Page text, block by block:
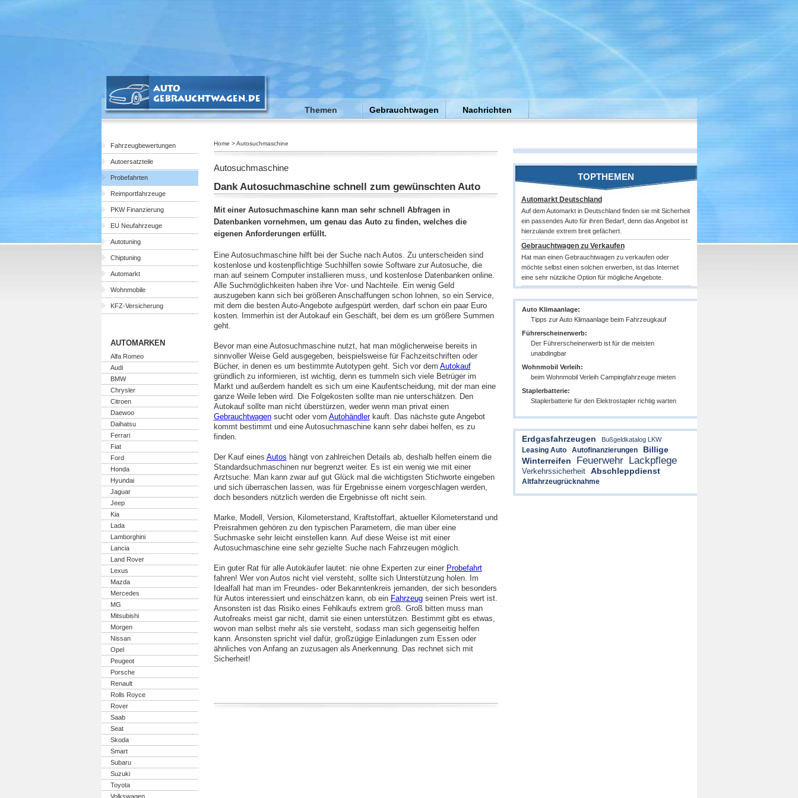
Themen Gebrauchtwagen Nachrichten
Fahrzeugbewertungen
Autoersatzteile
Probefahrten
Reimportfahrzeuge
PKW Finanzierung
EU Neufahrzeuge
Autotuning
Chiptuning
Automarkt
Wohnmobile
KFZ-Versicherung
AUTOMARKEN
Alfa Romeo
Audi
BMW
Chrysler
Citroen
Daewoo
Daihatsu
Ferrari
Fiat
Ford
Honda
Hyundai
Jaguar
Jeep
Kia
Lada
Lamborghini
Lancia
Land Rover
Lexus
Mazda
Mercedes
MG
Mitsubishi
Morgen
Nissan
Opel
Peugeot
Porsche
Renault
Rolls Royce
Rover
Saab
Seat
Skoda
Smart
Subaru
Suzuki
Toyota
Volkswagen
Home > Autosuchmaschine
Autosuchmaschine
Dank Autosuchmaschine schnell zum gewünschten Auto
Mit einer Autosuchmaschine kann man sehr schnell Abfragen in
Datenbanken vornehmen, um genau das Auto zu finden, welches die
eigenen Anforderungen erfüllt.
Eine Autosuchmaschine hilft bei der Suche nach Autos. Zu unterscheiden sind
kostenlose und kostenpflichtige Suchhilfen sowie Software zur Autosuche, die
man auf seinem Computer installieren muss, und kostenlose Datenbanken online.
Alle Suchmöglichkeiten haben ihre Vor- und Nachteile. Ein wenig Geld
auszugeben kann sich bei größeren Anschaffungen schon lohnen, so ein Service,
mit dem die besten Auto-Angebote aufgespürt werden, darf schon ein paar Euro
kosten. Immerhin ist der Autokauf ein Geschäft, bei dem es um größere Summen
geht.
Bevor man eine Autosuchmaschine nutzt, hat man möglicherweise bereits in
sinnvoller Weise Geld ausgegeben, beispielsweise für Fachzeitschriften oder
Bücher, in denen es um bestimmte Autotypen geht. Sich vor dem Autokauf
gründlich zu informieren, ist wichtig, denn es tummeln sich viele Betrüger im
Markt und außerdem handelt es sich um eine Kaufentscheidung, mit der man eine
ganze Weile leben wird. Die Folgekosten sollte man nie unterschätzen. Den
Autokauf sollte man nicht überstürzen, weder wenn man privat einen
Gebrauchtwagensucht oder vom Autohändlerkauft. Das nächste gute Angebot
kommt bestimmt und eine Autosuchmaschine kann sehr dabei helfen, es zu
finden.
Der Kauf eines Autos hängt von zahlreichen Details ab, deshalb helfen einem die
Standardsuchmaschinen nur begrenzt weiter. Es ist ein wenig wie mit einer
Arztsuche: Man kann zwar auf gut Glück mal die wichtigsten Stichworte eingeben
und sich überraschen lassen, was für Ergebnisse einem vorgeschlagen werden,
doch besonders nützlich werden die Ergebnisse oft nicht sein.
Marke, Modell, Version, Kilometerstand, Kraftstoffart, aktueller Kilometerstand und
Preisrahmen gehören zu den typischen Parametern, die man über eine
Suchmaske sehr leicht einstellen kann. Auf diese Weise ist mit einer
Autosuchmaschine eine sehr gezielte Suche nach Fahrzeugen möglich.
Ein guter Rat für alle Autokäufer lautet: nie ohne Experten zur einer Probefahrt
fahren! Wer von Autos nicht viel versteht, sollte sich Unterstützung holen. Im
Idealfall hat man im Freundes- oder Bekanntenkreis jemanden, der sich besonders
für Autos interessiert und einschätzen kann, ob ein Fahrzeugseinen Preis wert ist.
Ansonsten ist das Risiko eines Fehlkaufs extrem groß. Groß bitten muss man
Autofreaks meist gar nicht, damit sie einen unterstützen. Bestimmt gibt es etwas,
wovon man selbst mehr als sie versteht, sodass man sich gegenseitig helfen
kann. Ansonsten spricht viel dafür, großzügige Einladungen zum Essen oder
ähnliches von Anfang an zuzusagen als Anerkennung. Das rechnet sich mit
Sicherheit!
TOPTHEMEN
Automarkt Deutschland
Auf dem Automarkt in Deutschland finden sie mit Sicherheit
ein passendes Auto für ihren Bedarf, denn das Angebot ist
hierzulande extrem breit gefächert.
Gebrauchtwagen zu Verkaufen
Hat man einen Gebrauchtwagen zu verkaufen oder
möchte selbst einen solchen erwerben, ist das Internet
eine sehr nützliche Option für mögliche Angebote.
Auto Klimaanlage:
Tipps zur Auto Klimaanlage beim Fahrzeugkauf
Führerscheinerwerb:
Der Führerscheinerwerb ist für die meisten
unabdingbar
Wohnmobil Verleih:
beim Wohnmobil Verleih Campingfahrzeuge mieten
Staplerbatterie:
Staplerbatterie für den Elektrostapler richtig warten
Erdgasfahrzeugen Bußgeldkatalog LKW
Leasing Auto Autofinanzierungen
Billige
Winterreifen
Feuerwehr Lackpflege
Verkehrssicherheit Abschleppdienst
Altfahrzeugrücknahme